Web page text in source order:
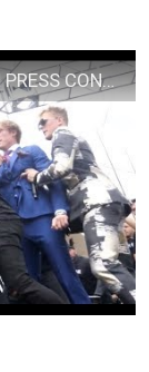
BEFORE AND AFTER THE KSI V LOGAN PRESS CONFERENCE